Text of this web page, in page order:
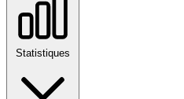
Statistiques